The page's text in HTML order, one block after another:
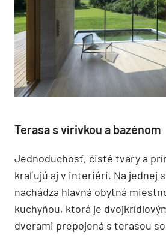
Terasa s vírivkou a bazénom
Jednoduchosť, čisté tvary a
kraľujú aj v interiéri. Na jednej
nachádza hlavná obytná
kuchyňou, ktorá je
dverami prepojená s terasou